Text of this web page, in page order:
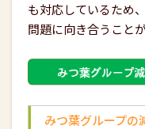
も対応しているため
問題に向き合うこと
みつ葉グループの